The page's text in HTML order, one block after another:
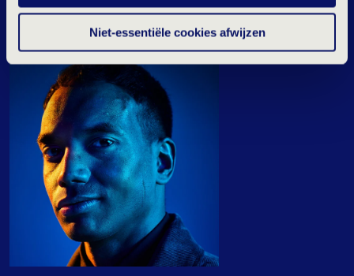
privacyverklaring.
Niet-essentiële cookies afwijzen